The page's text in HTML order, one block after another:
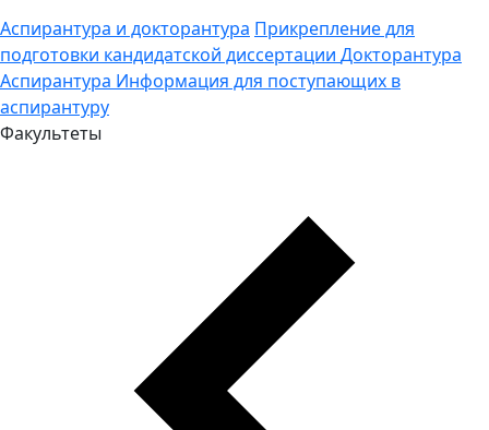
Аспирантура и докторантура Прикрепление для
подготовки кандидатской диссертации Докторантура
Аспирантура Информация для поступающих в
аспирантуру
Факультеты